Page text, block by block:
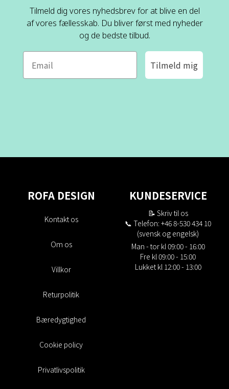
Tilmeld dig vores nyhedsbrev for at blive en del
af vores fællesskab. Du bliver først med nyheder
og de bedste tilbud.
Tilmeld mig
ROFA DESIGN
Kontakt os
Om os
Villkor
Returpolitik
Bæredygtighed
Cookie policy
Privatlivspolitik
KUNDESERVICE
📝 Skriv til os
📞 Telefon: +46 8-530 434 10
(svensk og engelsk)
Man - tor kl 09:00 - 16:00
Fre kl 09:00 - 15:00
Lukket kl 12:00 - 13:00